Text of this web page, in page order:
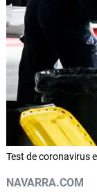
Test de coronavirus
NAVARRA.COM